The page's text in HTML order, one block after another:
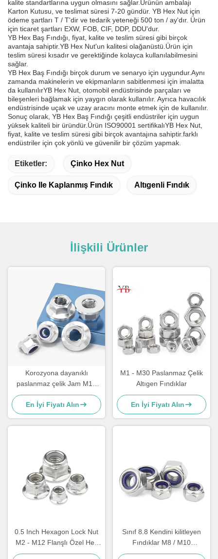
kalite standartlarına uygun olmasını sağlar.Ürünün ambalajı
Karton Kutusu, ve teslimat süresi 7-20 gündür. YB Hex Nut için
ödeme şartları T / T'dir ve tedarik yeteneği 500 ton / ay'dır. Ürün
için ticaret şartları EXW, FOB, CIF, DDP, DDU'dur.
YB Hex Baş Fındığı, fiyat, kalite ve teslim süresi gibi birçok
avantaja sahiptir.YB Hex Nut'un kalitesi olağanüstü.Ürün için
teslim süresi kısadır ve gerektiğinde kolayca kullanılabilmesini
sağlar.
YB Hex Baş Fındığı birçok durum ve senaryo için uygundur.Aynı
zamanda makinelerin ve ekipmanların sabitlenmesi için imalatta
da kullanılırYB Hex Nut, otomobil endüstrisinde parçaları ve
bileşenleri bağlamak için yaygın olarak kullanılır. Ayrıca havacılık
endüstrisinde uçak ve uzay aracını monte etmek için de kullanılır.
Sonuç olarak, YB Hex Baş Fındığı çeşitli endüstriler için uygun
yüksek kaliteli bir üründür.Ürün ISO90001 sertifikalıYB Hex Nut,
fiyat, kalite ve teslim süresi gibi birçok avantajına sahiptir.farklı
endüstriler için çok yönlü ve güvenilir bir çözüm yapmak.
Etiketler: Çinko Hex Nut
Çinko Ile Kaplanmış Fındık Altıgenli Fındık
İlişkili Ürünler
Korozyona dayanıklı
paslanmaz çelik Jam M14
Altıgen Flange Fındıkları
Özel
En İyi Fiyatı Alın
M1 - M30 Paslanmaz Çelik
Altıgen Fındıklar
En İyi Fiyatı Alın
0.5 Inch Hexagon Lock Nut
M2 - M12 Flanşlı Özel Hex
Nut
Sınıf 8.8 Kendini kilitleyen
Fındıklar M8 / M10
Galvanize Hex Fındıklar